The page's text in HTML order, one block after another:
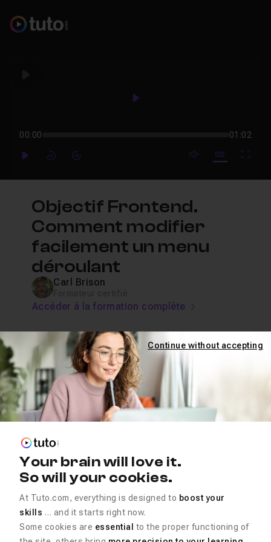
Play
00:00 01:02
ForwardForward mute video
Subtitles
Objectif Frontend.
Comment modifier
facilement un menu
déroulant
Carl Brison
Accéder à la formation complète